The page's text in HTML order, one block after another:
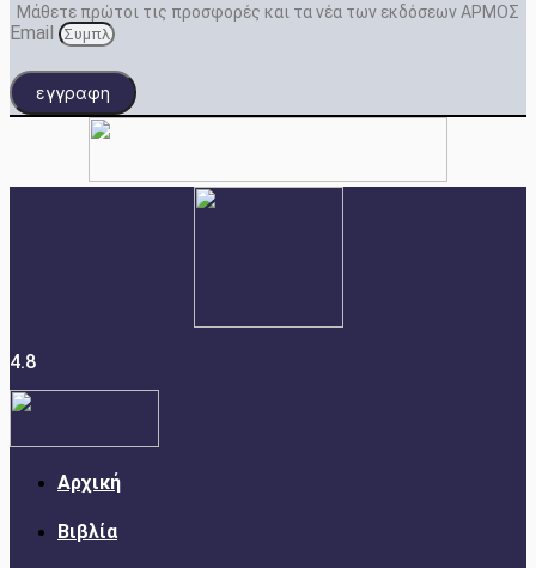
Μάθετε πρώτοι τις προσφορές και τα νέα των εκδόσεων ΑΡΜΟΣ
Email
εγγραφη
4.8
Αρχική
Βιβλία